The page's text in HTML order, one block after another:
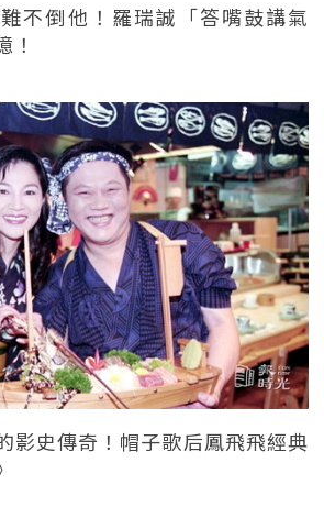
不倒他！羅瑞誠「答嘴鼓講氣
！
影史傳奇！帽子歌后鳳飛飛經典